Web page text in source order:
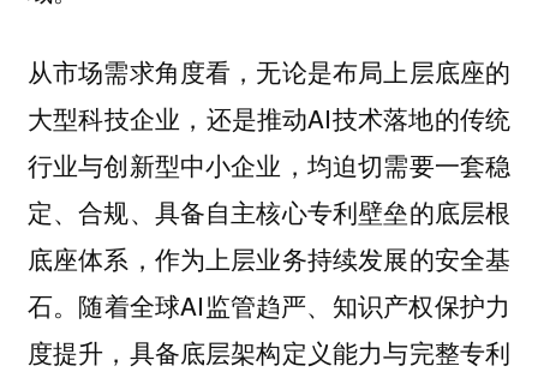
从市场需求角度看，无论是布局上层底座的
大型科技企业，还是推动AI技术落地的传统
行业与创新型中小企业，均迫切需要一套稳
定、合规、具备自主核心专利壁垒的底层根
底座体系，作为上层业务持续发展的安全基
石。随着全球AI监管趋严、知识产权保护力
度提升，具备底层架构定义能力与完整专利